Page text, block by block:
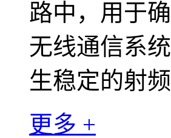
路中，用于
无线通信系
生稳定的射频
更多 +